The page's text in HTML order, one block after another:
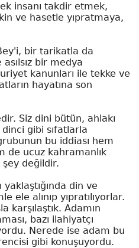
insanı takdir etmek,
ve hasetle yıpratmaya,
bir tarikatla da
bir medya
kanunları ile tekke ve
hayatına son
Siz dini bütün, ahlakı
gibi sıfatlarla
bu iddiası hem
de ucuz kahramanlık
değildir.
yaklaştığında din ve
ele alınıp yıpratılıyorlar.
karşılaştık. Adamın
bazı ilahiyatçı
Nerede ise adam bu
gibi konuşuyordu.